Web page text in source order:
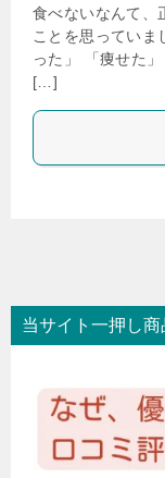
食べないなんて、
ことを思っていま
った」 「痩せた
[…]
当サイト一押し商